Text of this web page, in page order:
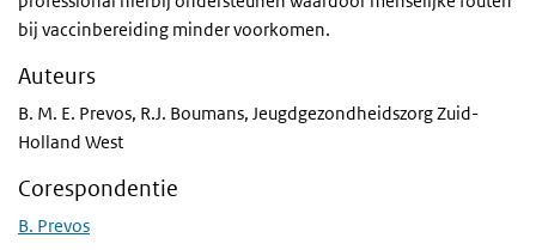
bij vaccinbereiding minder voorkomen.
Auteurs
B. M. E. Prevos, R.J. Boumans, Jeugdgezondheidszorg Zuid-
Holland West
Corespondentie
B. Prevos